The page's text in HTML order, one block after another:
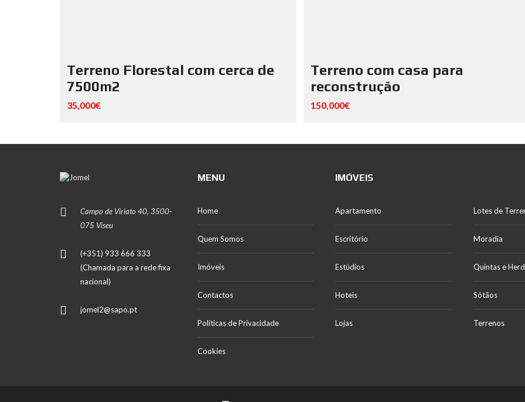
Terreno Florestal com cerca de
7500m2
35,000€
Terreno com casa para
reconstrução
150,000€
Campo de Viriato 40, 3500-
075 Viseu
(+351) 933 666 333
(Chamada para a rede fixa
nacional)
jomel2@sapo.pt
MENU
Home
Quem Somos
Imóveis
Contactos
Políticas de Privacidade
Cookies
IMÓVEIS
Apartamento
Escritório
Estúdios
Hoteis
Lojas
Lotes de
Moradia
Quintas e
Sótãos
Terrenos